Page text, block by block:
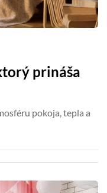
prináša
pokoja, tepla a